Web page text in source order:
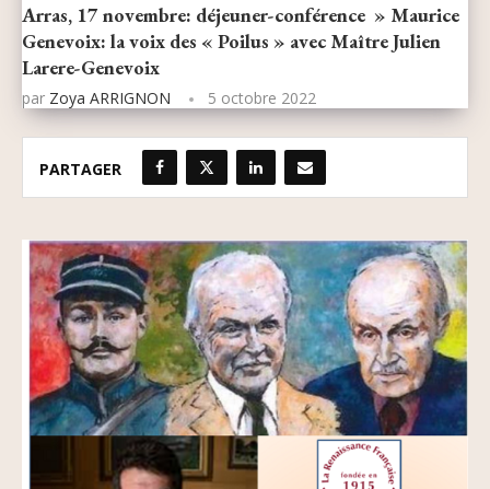
Arras, 17 novembre: déjeuner-conférence » Maurice
Genevoix: la voix des « Poilus » avec Maître Julien
Larere-Genevoix
par Zoya ARRIGNON 5 octobre 2022
PARTAGER